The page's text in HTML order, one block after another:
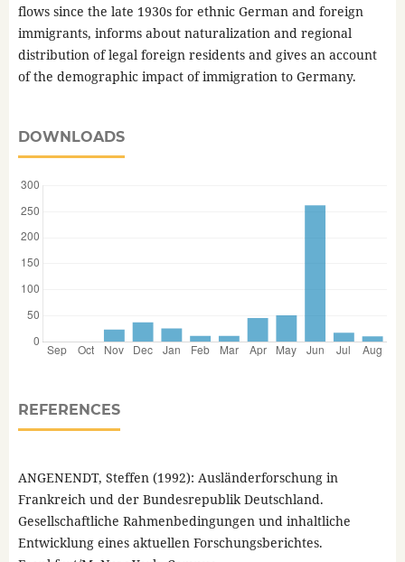
flows since the late 1930s for ethnic German and foreign
immigrants, informs about naturalization and regional
distribution of legal foreign residents and gives an account
of the demographic impact of immigration to Germany.
DOWNLOADS
REFERENCES
ANGENENDT, Steffen (1992): Ausländerforschung in
Frankreich und der Bundesrepublik Deutschland.
Gesellschaftliche Rahmenbedingungen und inhaltliche
Entwicklung eines aktuellen Forschungsberichtes.